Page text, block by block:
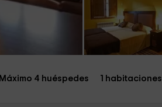
Máximo 4 huéspedes 1 habitaciones